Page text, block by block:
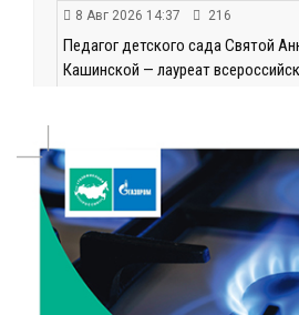
8 Авг 2026 14:37 216
Педагог детского сада Святой
Кашинской — лауреат
Тверские экологи сняли на
8 Авг 2026 14:14 173
Виталий Королев запустил
Калязине